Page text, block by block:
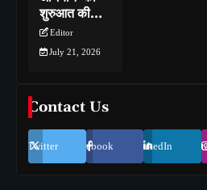
शुरुआत की…
Editor
July 21, 2026
Contact Us
Twitter Facebook LinkedIn